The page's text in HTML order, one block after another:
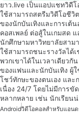
ยาว.live เป็นแอปแชทวิดี
ใช้สามารถสตรีมวิดีโอชีวิ
ของนักบันเทิงและการเต้
คอสเพลย์ ต่อสู้ในเกมสด
นักศึกษามหาวิทยาลัยสาม
ใช้สามารถชนะรางวัลได้
พวกเขาได้ในเวลาเดียว
ของแฟนและนักบันเทิง ผู้
โชว์ทักษะของตนเอง แล
เนื่อง 24/7 โดยไม่มีการขั
หลากหลาย เช่น นักเรียน
Androidวิดีโอคอลสำหรับแอนด